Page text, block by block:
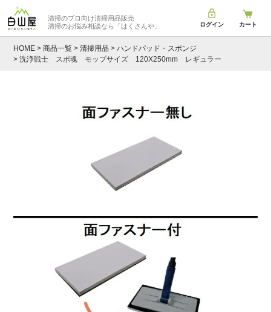
清掃のプロ向け清掃用品販売
清掃のお悩み相談なら 「はくさんや」 ログイン カート
HOME 商品一覧 清掃用品
ハンドパッド・スポンジ
洗浄戦士 スポ魂 モップサイズ 120X250mm レギュラー